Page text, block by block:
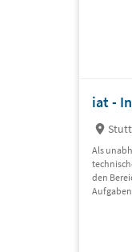
iat -
Als
den